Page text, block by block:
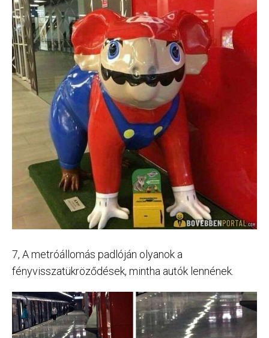
7, A metróállomás padlóján olyanok a
fényvisszatükröződések, mintha autók lennének.